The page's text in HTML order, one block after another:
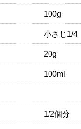
100g
小さじ1/4
20g
100ml
1/2個分